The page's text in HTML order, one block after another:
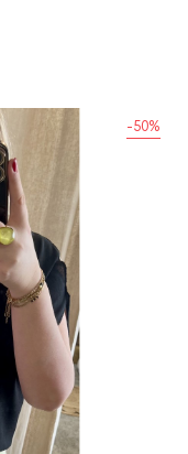
-50%